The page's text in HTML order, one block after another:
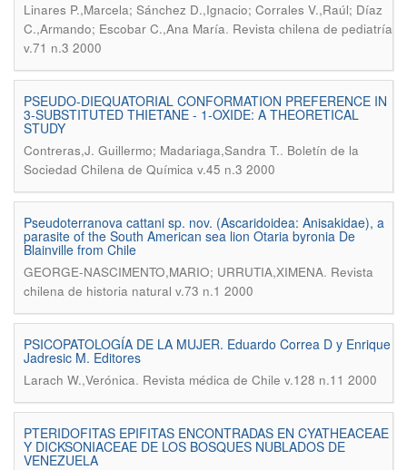
Linares P.,Marcela; Sánchez D.,Ignacio; Corrales V.,Raúl; Díaz
C.,Armando; Escobar C.,Ana María. Revista chilena de pediatría
v.71 n.3 2000
PSEUDO-DIEQUATORIAL CONFORMATION PREFERENCE IN
3-SUBSTITUTED THIETANE - 1-OXIDE: A THEORETICAL
STUDY
Contreras,J. Guillermo; Madariaga,Sandra T.. Boletín de la
Sociedad Chilena de Química v.45 n.3 2000
Pseudoterranova cattani sp. nov. (Ascaridoidea: Anisakidae), a
parasite of the South American sea lion Otaria byronia De
Blainville from Chile
GEORGE-NASCIMENTO,MARIO; URRUTIA,XIMENA. Revista
chilena de historia natural v.73 n.1 2000
PSICOPATOLOGÍA DE LA MUJER. Eduardo Correa D y Enrique
Jadresic M. Editores
Larach W.,Verónica. Revista médica de Chile v.128 n.11 2000
PTERIDOFITAS EPIFITAS ENCONTRADAS EN CYATHEACEAE
Y DICKSONIACEAE DE LOS BOSQUES NUBLADOS DE
VENEZUELA